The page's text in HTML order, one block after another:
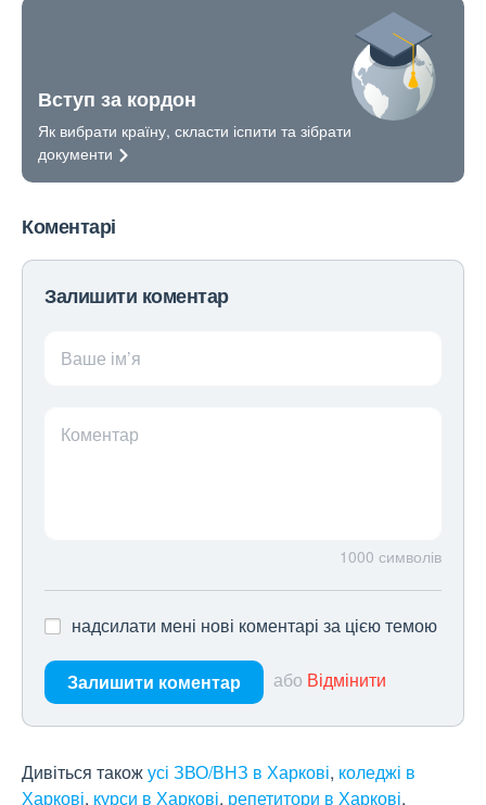
Вступ за кордон
Як вибрати країну, скласти іспити та зібрати
документи
Коментарі
Залишити коментар
Ваше ім’я
Коментар
1000 символів
надсилати мені нові коментарі за цією темою
Залишити коментар або Відмінити
Дивіться такожусі ЗВО/ВНЗ в Харкові, коледжі в
Харкові, курси в Харкові, репетитори в Харкові.